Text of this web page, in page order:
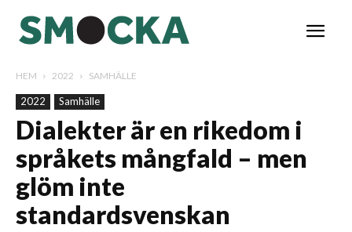
HEM 2022 SAMHÄLLE
2022 Samhälle
Dialekter är en rikedom i
språkets mångfald – men
glöm inte
standardsvenskan